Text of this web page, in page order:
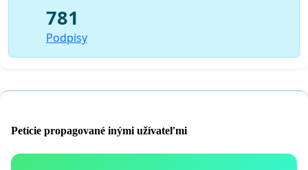
781
Podpisy
Petície propagované inými užívateľmi